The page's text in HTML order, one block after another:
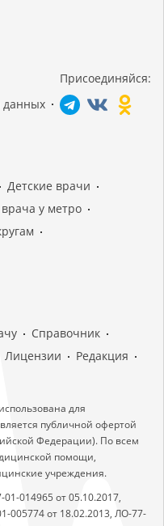
данных
Присоединяйся:
Детские врачи
у метро
Справочник
Лицензии
Редакция
для
публичной офертой
Федерации). По всем
помощи,
учреждения.
014965 от 05.10.2017,
005774 от 18.02.2013, ЛО-77-